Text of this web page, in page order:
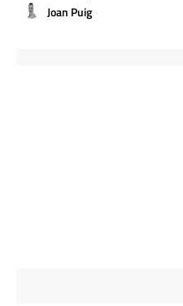
Joan Puig